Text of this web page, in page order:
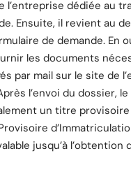
l’entreprise dédiée au
Ensuite, il revient au
de demande. En
les documents
par mail sur le site de
l’envoi du dossier,
un titre provisoire
jusqu’à l’obtention